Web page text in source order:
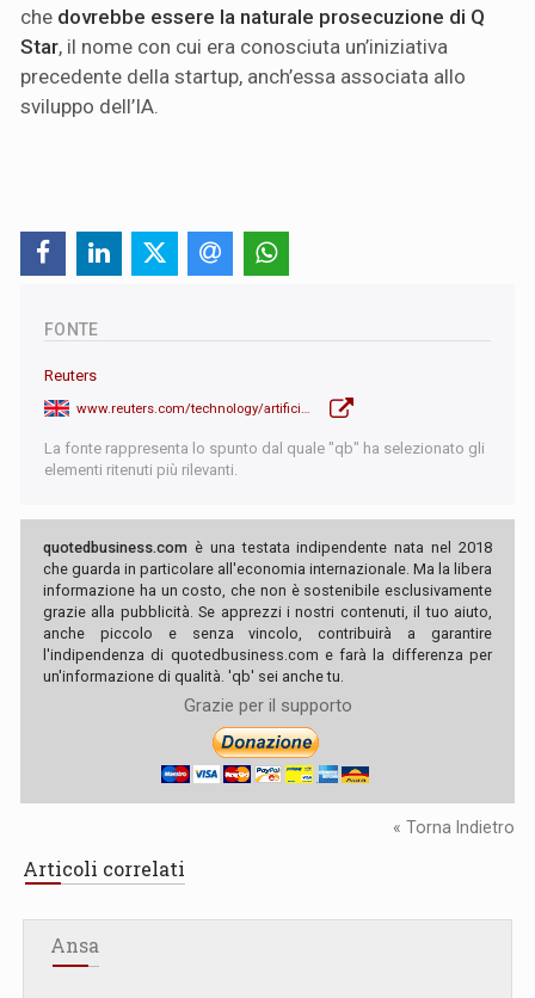
che dovrebbe essere la naturale prosecuzione di Q
Star, il nome con cui era conosciuta un’iniziativa
precedente della startup, anch’essa associata allo
sviluppo dell’IA.
FONTE
Reuters
La fonte rappresenta lo spunto dal quale "qb" ha selezionato gli
elementi ritenuti più rilevanti.
quotedbusiness.com è una testata indipendente nata nel 2018
che guarda in particolare all'economia internazionale. Ma la libera
informazione ha un costo, che non è sostenibile esclusivamente
grazie alla pubblicità. Se apprezzi i nostri contenuti, il tuo aiuto,
anche piccolo e senza vincolo, contribuirà a garantire
l'indipendenza di quotedbusiness.com e farà la differenza per
un'informazione di qualità. 'qb' sei anche tu.
Grazie per il supporto
« Torna Indietro
Articoli correlati
Ansa